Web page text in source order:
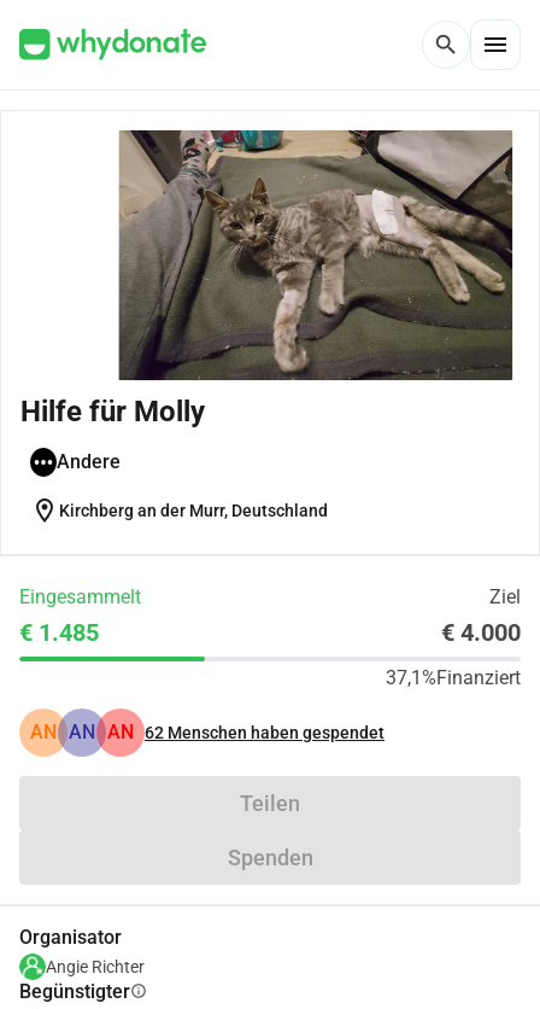
search menu
Hilfe für Molly
Andere
location_on Kirchberg an der Murr, Deutschland
Eingesammelt Ziel
€ 1.485 € 4.000
37,1%Finanziert
AN AN AN 62 Menschen haben gespendet
Teilen
Spenden
Organisator
Angie Richter
Begünstigterinfo